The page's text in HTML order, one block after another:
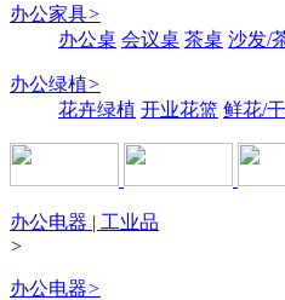
办公家具>
办公桌 会议桌 茶桌 沙发/
办公绿植>
花卉绿植 开业花篮 鲜花/
办公电器 | 工业品
>
办公电器>